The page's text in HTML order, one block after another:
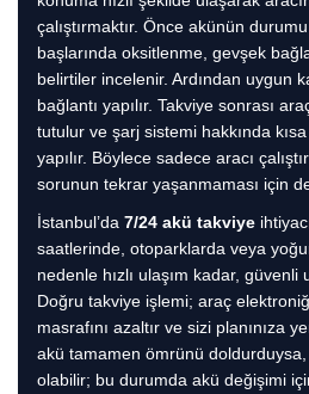
çalıştırmaktır. Önce akünün
başlarında oksitlenme, gevşek
belirtiler incelenir. Ardından uygun
bağlantı yapılır. Takviye sonrası
tutulur ve şarj sistemi hakkında
yapılır. Böylece sadece aracı
sorunun tekrar yaşanmaması için
İstanbul’da 7/24 akü takviye
saatlerinde, otoparklarda veya
nedenle hızlı ulaşım kadar, güvenli
Doğru takviye işlemi; araç
masrafını azaltır ve sizi planınıza
akü tamamen ömrünü
olabilir; bu durumda akü değişimi